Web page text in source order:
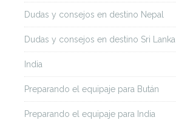
Dudas y consejos en destino Nepal
Dudas y consejos en destino Sri Lanka
India
Preparando el equipaje para Bután
Preparando el equipaje para India